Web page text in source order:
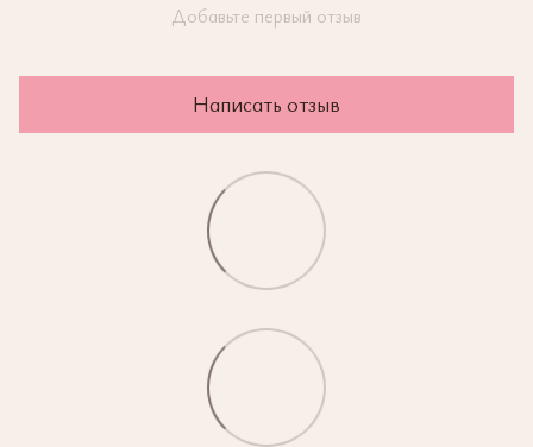
Добавьте первый отзыв
Написать отзыв